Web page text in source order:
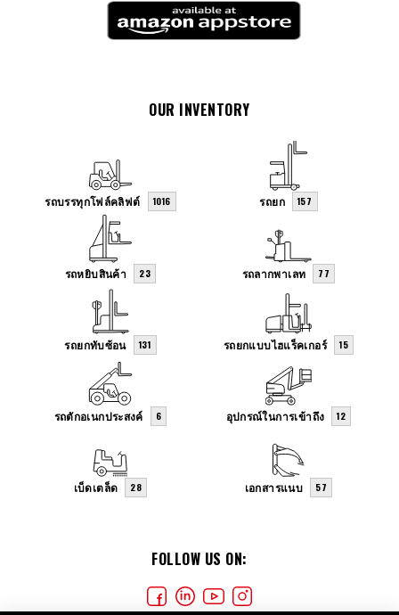
FOLLOW US ON:
OUR INVENTORY
รถบรรทุกโฟล์คลิฟต์ 1016 รถยก 157
รถหยิบสินค้า 23 รถลากพาเลท 77
รถยกทับซ้อน 131 รถยกแบบไฮแร็คเกอร์ 15
รถตักอเนกประสงค์ 6 อุปกรณ์ในการเข้าถึง 12
เบ็ดเตล็ด 28 เอกสารแนบ 57